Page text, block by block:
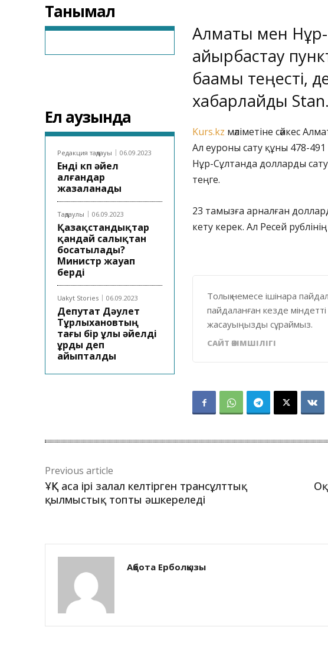
Танымал
Ел аузында
Редакция таңдауы 06.09.2023
Енді көп әйел
алғандар
жазаланады
Таңдаулы 06.09.2023
Қазақстандықтар
қандай салықтан
босатылады?
Министр жауап
берді
Uakyt Stories 06.09.2023
Депутат Дәулет
Тұрлыхановтың
тағы бір ұлы әйелді
ұрды деп
айыпталды
Алматы мен Нұр-
айырбастау
бағамы теңесті,
хабарлайды
Kurs.kz мәліметіне сәйкес
Ал еуроны сату құны 478-
Нұр-Сұлтанда долларды
теңге.
23 тамызға арналған
кету керек. Ал Ресей
Толық немесе ішінара
пайдаланған кезде
жасауыңызды сұраймыз.
САЙТ ӘКІМШІЛІГІ
Previous article
ҰҚК аса ірі залал келтірген трансұлттық
қылмыстық топты әшкереледі
Ақбота Ерболқызы